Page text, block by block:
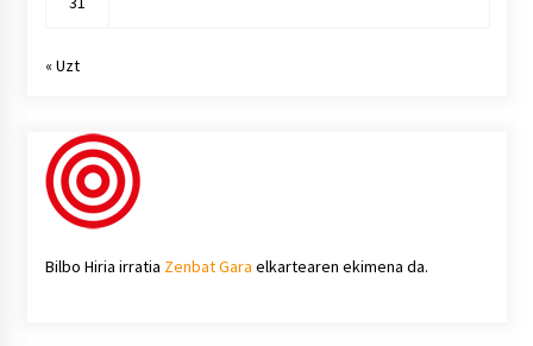
« Uzt
Bilbo Hiria irratia Zenbat Gara elkartearen ekimena da.